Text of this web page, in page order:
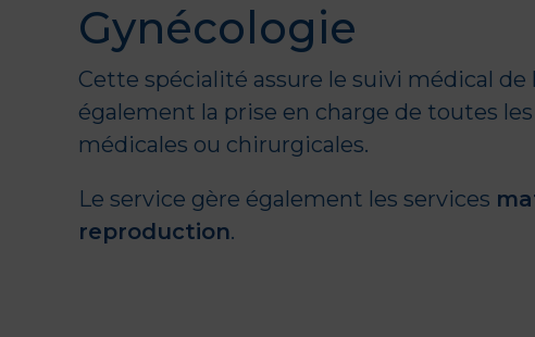
Gynécologie
Cette spécialité assure le suivi médical
également la prise en charge de toutes
médicales ou chirurgicales.
Le service gère également les services
reproduction.